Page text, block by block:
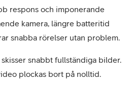
respons och imponerande
kamera, längre batteritid
snabba rörelser utan problem.
snabbt fullständiga bilder.
plockas bort på nolltid.